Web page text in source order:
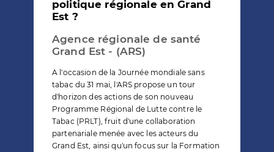
politique régionale en Grand
Est ?
Agence régionale de santé
Grand Est - (ARS)
A l'occasion de la Journée mondiale sans
tabac du 31 mai, l'ARS propose un tour
d'horizon des actions de son nouveau
Programme Régional de Lutte contre le
Tabac (PRLT), fruit d'une collaboration
partenariale menée avec les acteurs du
Grand Est, ainsi qu'un focus sur la Formation